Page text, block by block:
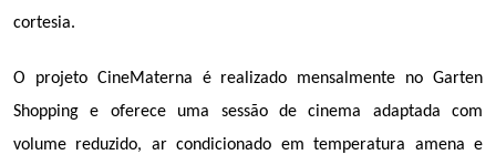
cortesia.
O projeto CineMaterna é realizado mensalmente no Garten
Shopping e oferece uma sessão de cinema adaptada com
volume reduzido, ar condicionado em temperatura amena e